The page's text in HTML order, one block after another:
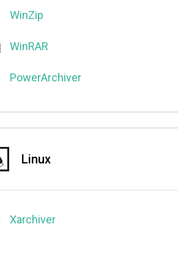
WinZip
WinRAR
PowerArchiver
Linux
Xarchiver